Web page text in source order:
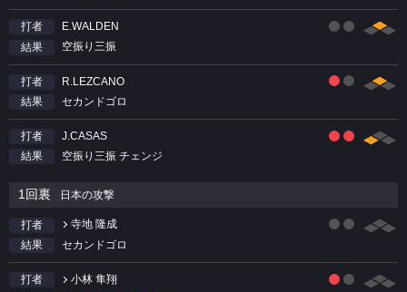
打者
E.WALDEN
結果
空振り三振
打者
R.LEZCANO
結果
セカンドゴロ
打者
J.CASAS
結果
空振り三振 チェンジ
1回裏 日本の攻撃
打者
寺地 隆成
結果
セカンドゴロ
打者
小林 隼翔